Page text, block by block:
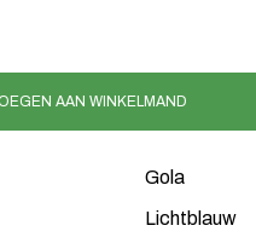
AAN WINKELMAND
Gola
Lichtblauw